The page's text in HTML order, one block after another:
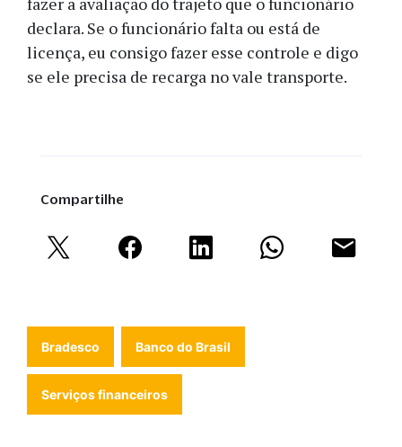
declara. Se o funcionário falta ou está de
licença, eu consigo fazer esse controle e digo
se ele precisa de recarga no vale transporte.
Compartilhe
Bradesco Banco do Brasil
Serviços financeiros